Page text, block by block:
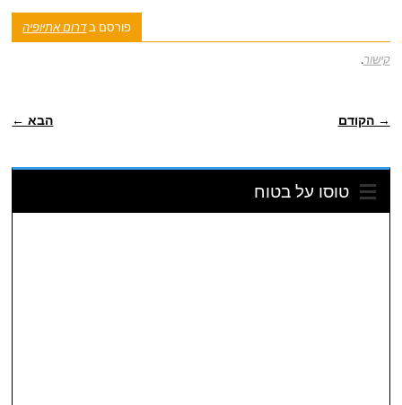
פורסם בדרום אתיופיה
קישור.
→ הקודם הבא ←
טוסו על בטוח